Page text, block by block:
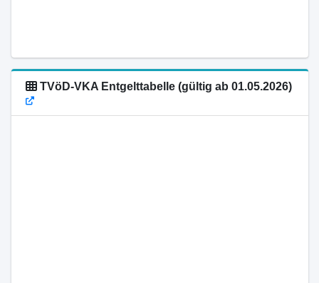
TVöD-VKA Entgelttabelle (gültig ab 01.05.2026)